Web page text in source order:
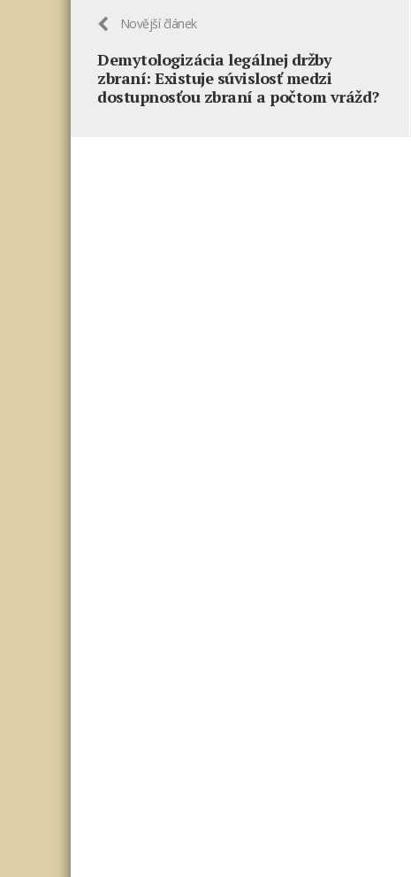
Novější článek
Demytologizácia legálnej držby
zbraní: Existuje súvislosť medzi
dostupnosťou zbraní a počtom vrážd?